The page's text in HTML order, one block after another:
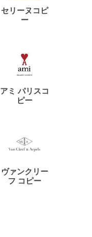
セリーヌコピ
ー
アミ パリスコ
ピー
ヴァンクリー
フ コピー